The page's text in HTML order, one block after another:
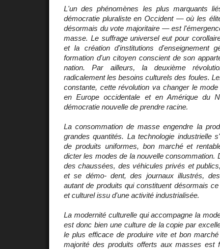
L'un des phénomènes les plus marquants
démocratie pluraliste en Occident — où les
désormais du vote majoritaire — est
masse. Le suffrage universel eut pour
et la création d'institutions d'enseignement
formation d'un citoyen conscient de son
nation. Par ailleurs, la deuxième
radicalement les besoins culturels des foules.
constante, cette révolution va changer le
en Europe occidentale et en Amérique du
démocratie nouvelle de prendre racine.
La consommation de masse engendre la
grandes quantités. La technologie industrielle
de produits uniformes, bon marché et
dicter les modes de la nouvelle consommation.
des chaussées, des véhicules privés et
et se démo- dent, des journaux illustrés,
autant de produits qui constituent désormais
et culturel issu d'une activité industrialisée.
La modernité culturelle qui accompagne la
est donc bien une culture de la copie par
le plus efficace de produire vite et bon
majorité des produits offerts aux masses est